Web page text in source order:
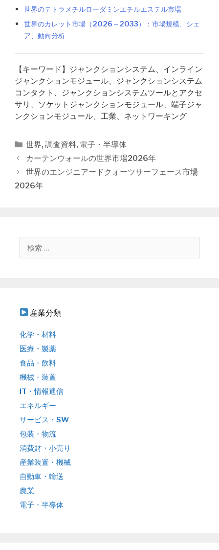
世界のテトラメチルローダミンエチルエステル市場
世界のカレット市場（2026～2033）：市場規模、シェ
ア、動向分析
【キーワード】ジャンクションシステム、インライン
ジャンクションモジュール、ジャンクションシステム
コンタクト、ジャンクションシステムツールとアクセ
サリ、ソケットジャンクションモジュール、端子ジャ
ンクションモジュール、工業、ネットワーキング
カ
テ
ゴ
ー
世界, 調査資料, 電子・半導体
投
稿
ナ
ョ
カーテンウォールの世界市場2026年
世界のエンジニアードクォーツサーフェース市場
2026年
産業分類
化学・材料
医療・製薬
食品・飲料
機械・装置
IT・情報通信
エネルギー
サービス・SW
包装・物流
消費財・小売り
産業装置・機械
自動車・輸送
農業
電子・半導体